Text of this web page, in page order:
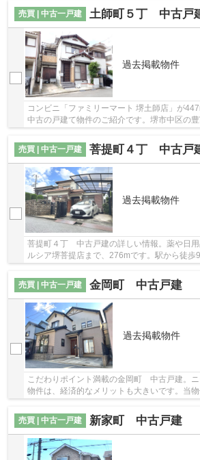
売買 | 中古一戸建
土師町５丁 中古戸
過去掲載物件
コンビニ「ファミリーマート 堺土師店」が
中古の戸建て物件のご紹介です。堺市中区の
売買 | 中古一戸建
菩提町４丁 中古戸
過去掲載物件
菩提町４丁 中古戸建の詳しい情報。薬や日
ルシア堺菩提店まで、276mです。駅から徒歩
売買 | 中古一戸建
金岡町 中古戸建
過去掲載物件
こだわりポイント満載の金岡町 中古戸建。
物件は、経済的なメリットも大きいです。当
売買 | 中古一戸建
新家町 中古戸建